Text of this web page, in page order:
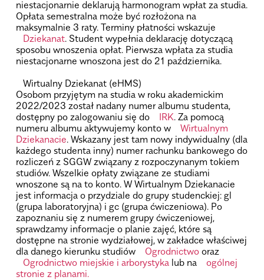
niestacjonarnie deklarują harmonogram wpłat za studia.
Opłata semestralna może być rozłożona na
maksymalnie 3 raty. Terminy płatności wskazuje
Dziekanat. Student wypełnia deklarację dotyczącą
sposobu wnoszenia opłat. Pierwsza wpłata za studia
niestacjonarne wnoszona jest do 21 października.
Wirtualny Dziekanat (eHMS)
Osobom przyjętym na studia w roku akademickim
2022/2023 został nadany numer albumu studenta,
dostępny po zalogowaniu się do
IRK. Za pomocą
numeru albumu aktywujemy konto w
Wirtualnym
Dziekanacie. Wskazany jest tam nowy indywidualny (dla
każdego studenta inny) numer rachunku bankowego do
rozliczeń z SGGW związany z rozpoczynanym tokiem
studiów. Wszelkie opłaty związane ze studiami
wnoszone są na to konto. W Wirtualnym Dziekanacie
jest informacja o przydziale do grupy studenckiej: gl
(grupa laboratoryjna) i gc (grupa ćwiczeniowa). Po
zapoznaniu się z numerem grupy ćwiczeniowej,
sprawdzamy informacje o planie zajęć, które są
dostępne na stronie wydziałowej, w zakładce właściwej
dla danego kierunku studiów
Ogrodnictwooraz
Ogrodnictwo miejskie i arborystyka lub na
ogólnej
stronie z planami.